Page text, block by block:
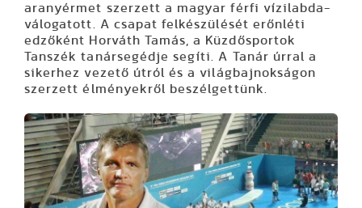
aranyérmet szerzett a magyar férfi vízilabda-
válogatott. A csapat felkészülését erőnléti
edzőként Horváth Tamás, a Küzdősportok
Tanszék tanársegédje segíti. A Tanár úrral a
sikerhez vezető útról és a világbajnokságon
szerzett élményekről beszélgettünk.